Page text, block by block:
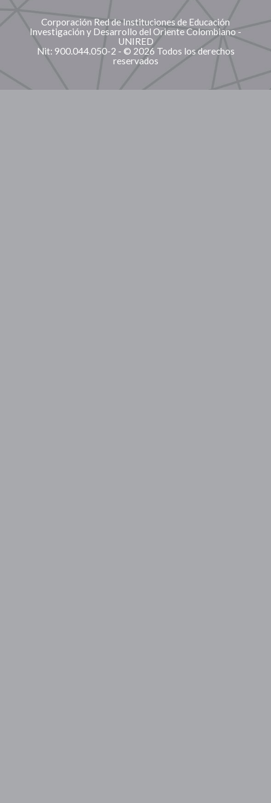
Corporación Red de Instituciones de Educación
Investigación y Desarrollo del Oriente Colombiano -
UNIRED
Nit: 900.044.050-2 - © 2026 Todos los derechos
reservados